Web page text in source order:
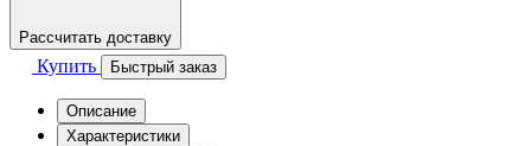
Рассчитать доставку
Купить Быстрый заказ
Описание
Характеристики